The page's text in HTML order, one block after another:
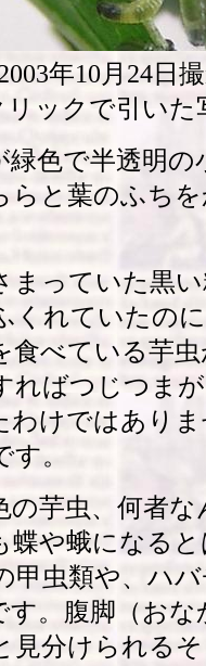
年10月24日
リックで引いた
色で半透明の
らと葉のふち
っていた黒い
くれていたの
食べている芋
ればつじつま
わけではあり
。
芋虫、何者な
や蛾になる
甲虫類や、ハ
す。腹脚（おな
見分けられる